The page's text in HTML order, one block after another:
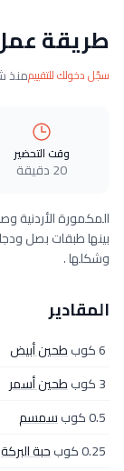
طريقة عمل
سجّل دخولك للتقييممنذ
وقت التحضير
20 دقيقة
المكمورة الأردنية
بينها طبقات بصل
وشكلها .
المقادير
6 كوب
طحين أبيض
3 كوب
طحين أسمر
0.5 كوب
سمسم
0.25 كوب
حبة البركة